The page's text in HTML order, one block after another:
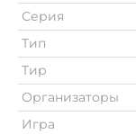
Серия
Тип
Тир
Организаторы
Игра